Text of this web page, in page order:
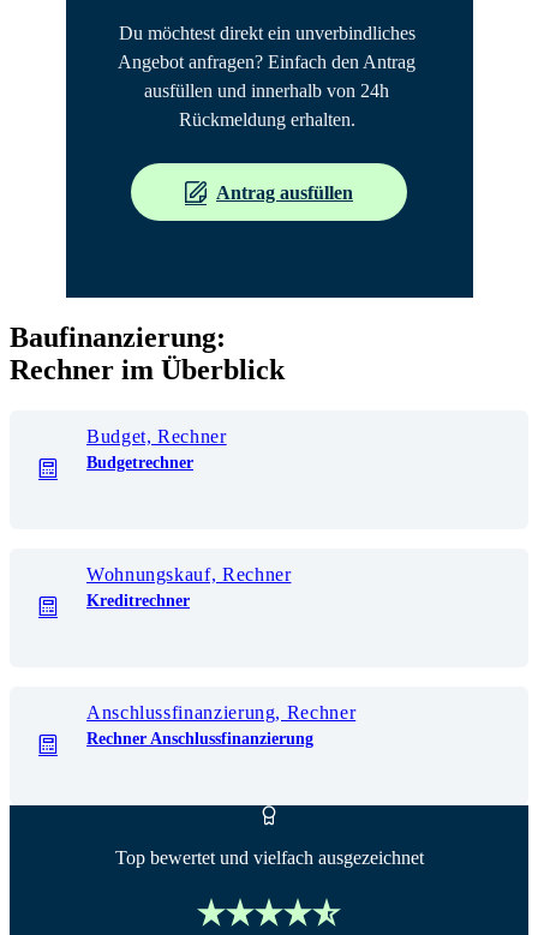
Du möchtest direkt ein unverbindliches
Angebot anfragen? Einfach den Antrag
ausfüllen und innerhalb von 24h
Rückmeldung erhalten.
Antrag ausfüllen
Baufinanzierung:
Rechner im Überblick
Budget, Rechner
Budgetrechner
Wohnungskauf, Rechner
Kreditrechner
Anschlussfinanzierung, Rechner
Rechner Anschlussfinanzierung
Top bewertet und vielfach ausgezeichnet